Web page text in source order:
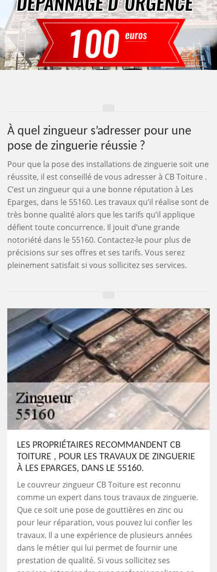
À quel zingueur s’adresser pour une
pose de zinguerie réussie ?
Pour que la pose des installations de zinguerie soit une
réussite, il est conseillé de vous adresser à CB Toiture .
C’est un zingueur qui a une bonne réputation à Les
Eparges, dans le 55160. Les travaux qu’il réalise sont de
très bonne qualité alors que les tarifs qu’il applique
défient toute concurrence. Il jouit d’une grande
notoriété dans le 55160. Contactez-le pour plus de
précisions sur ses offres et ses tarifs. Vous serez
pleinement satisfait si vous sollicitez ses services.
LES PROPRIÉTAIRES RECOMMANDENT CB
TOITURE , POUR LES TRAVAUX DE ZINGUERIE
À LES EPARGES, DANS LE 55160.
Le couvreur zingueur CB Toiture est reconnu
comme un expert dans tous travaux de zinguerie.
Que ce soit une pose de gouttières en zinc ou
pour leur réparation, vous pouvez lui confier les
travaux. Il a une expérience de plusieurs années
dans le métier qui lui permet de fournir une
prestation de qualité. Si vous sollicitez ses